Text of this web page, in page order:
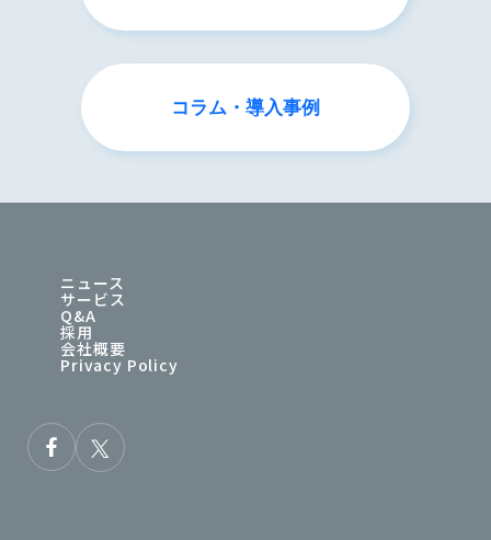
コラム・導入事例
ニュース
サービス
Q&A
採用
会社概要
Privacy Policy